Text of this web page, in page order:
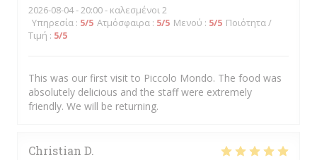
2026-08-04- 20:00 - καλεσμένοι 2
Υπηρεσία : 5/5 Ατμόσφαιρα : 5/5 Μενού : 5/5 Ποιότητα /
Τιμή : 5/5
This was our first visit to Piccolo Mondo. The food was
absolutely delicious and the staff were extremely
friendly. We will be returning.
Christian D